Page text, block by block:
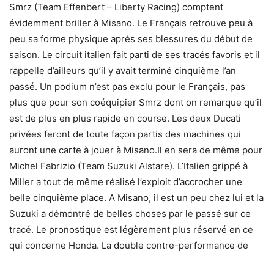
Smrz (Team Effenbert – Liberty Racing) comptent
évidemment briller à Misano. Le Français retrouve peu à
peu sa forme physique après ses blessures du début de
saison. Le circuit italien fait parti de ses tracés favoris et il
rappelle d’ailleurs qu’il y avait terminé cinquième l’an
passé. Un podium n’est pas exclu pour le Français, pas
plus que pour son coéquipier Smrz dont on remarque qu’il
est de plus en plus rapide en course. Les deux Ducati
privées feront de toute façon partis des machines qui
auront une carte à jouer à Misano.Il en sera de même pour
Michel Fabrizio (Team Suzuki Alstare). L’Italien grippé à
Miller a tout de même réalisé l’exploit d’accrocher une
belle cinquième place. A Misano, il est un peu chez lui et la
Suzuki a démontré de belles choses par le passé sur ce
tracé. Le pronostique est légèrement plus réservé en ce
qui concerne Honda. La double contre-performance de